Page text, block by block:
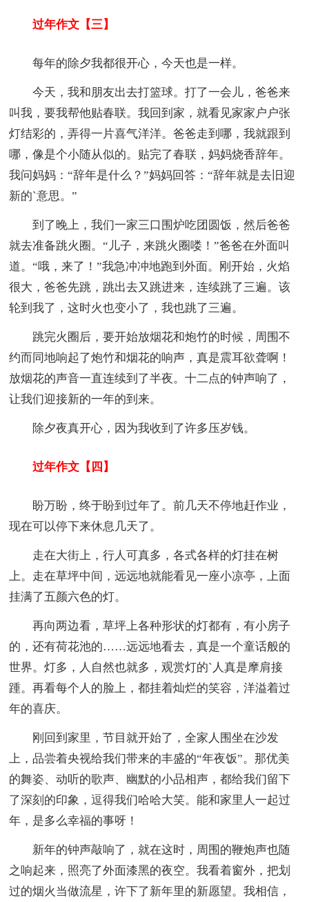
过年作文【三】
每年的除夕我都很开心，今天也是一样。
今天，我和朋友出去打篮球。打了一会儿，爸爸来
叫我，要我帮他贴春联。我回到家，就看见家家户户张
灯结彩的，弄得一片喜气洋洋。爸爸走到哪，我就跟到
哪，像是个小随从似的。贴完了春联，妈妈烧香辞年。
我问妈妈：“辞年是什么？”妈妈回答：“辞年就是去旧迎
新的`意思。”
到了晚上，我们一家三口围炉吃团圆饭，然后爸爸
就去准备跳火圈。“儿子，来跳火圈喽！”爸爸在外面叫
道。“哦，来了！”我急冲冲地跑到外面。刚开始，火焰
很大，爸爸先跳，跳出去又跳进来，连续跳了三遍。该
轮到我了，这时火也变小了，我也跳了三遍。
跳完火圈后，要开始放烟花和炮竹的时候，周围不
约而同地响起了炮竹和烟花的响声，真是震耳欲聋啊！
放烟花的声音一直连续到了半夜。十二点的钟声响了，
让我们迎接新的一年的到来。
除夕夜真开心，因为我收到了许多压岁钱。
过年作文【四】
盼万盼，终于盼到过年了。前几天不停地赶作业，
现在可以停下来休息几天了。
走在大街上，行人可真多，各式各样的灯挂在树
上。走在草坪中间，远远地就能看见一座小凉亭，上面
挂满了五颜六色的灯。
再向两边看，草坪上各种形状的灯都有，有小房子
的，还有荷花池的……远远地看去，真是一个童话般的
世界。灯多，人自然也就多，观赏灯的`人真是摩肩接
踵。再看每个人的脸上，都挂着灿烂的笑容，洋溢着过
年的喜庆。
刚回到家里，节目就开始了，全家人围坐在沙发
上，品尝着央视给我们带来的丰盛的“年夜饭”。那优美
的舞姿、动听的歌声、幽默的小品相声，都给我们留下
了深刻的印象，逗得我们哈哈大笑。能和家里人一起过
年，是多么幸福的事呀！
新年的钟声敲响了，就在这时，周围的鞭炮声也随
之响起来，照亮了外面漆黑的夜空。我看着窗外，把划
过的烟火当做流星，许下了新年里的新愿望。我相信，